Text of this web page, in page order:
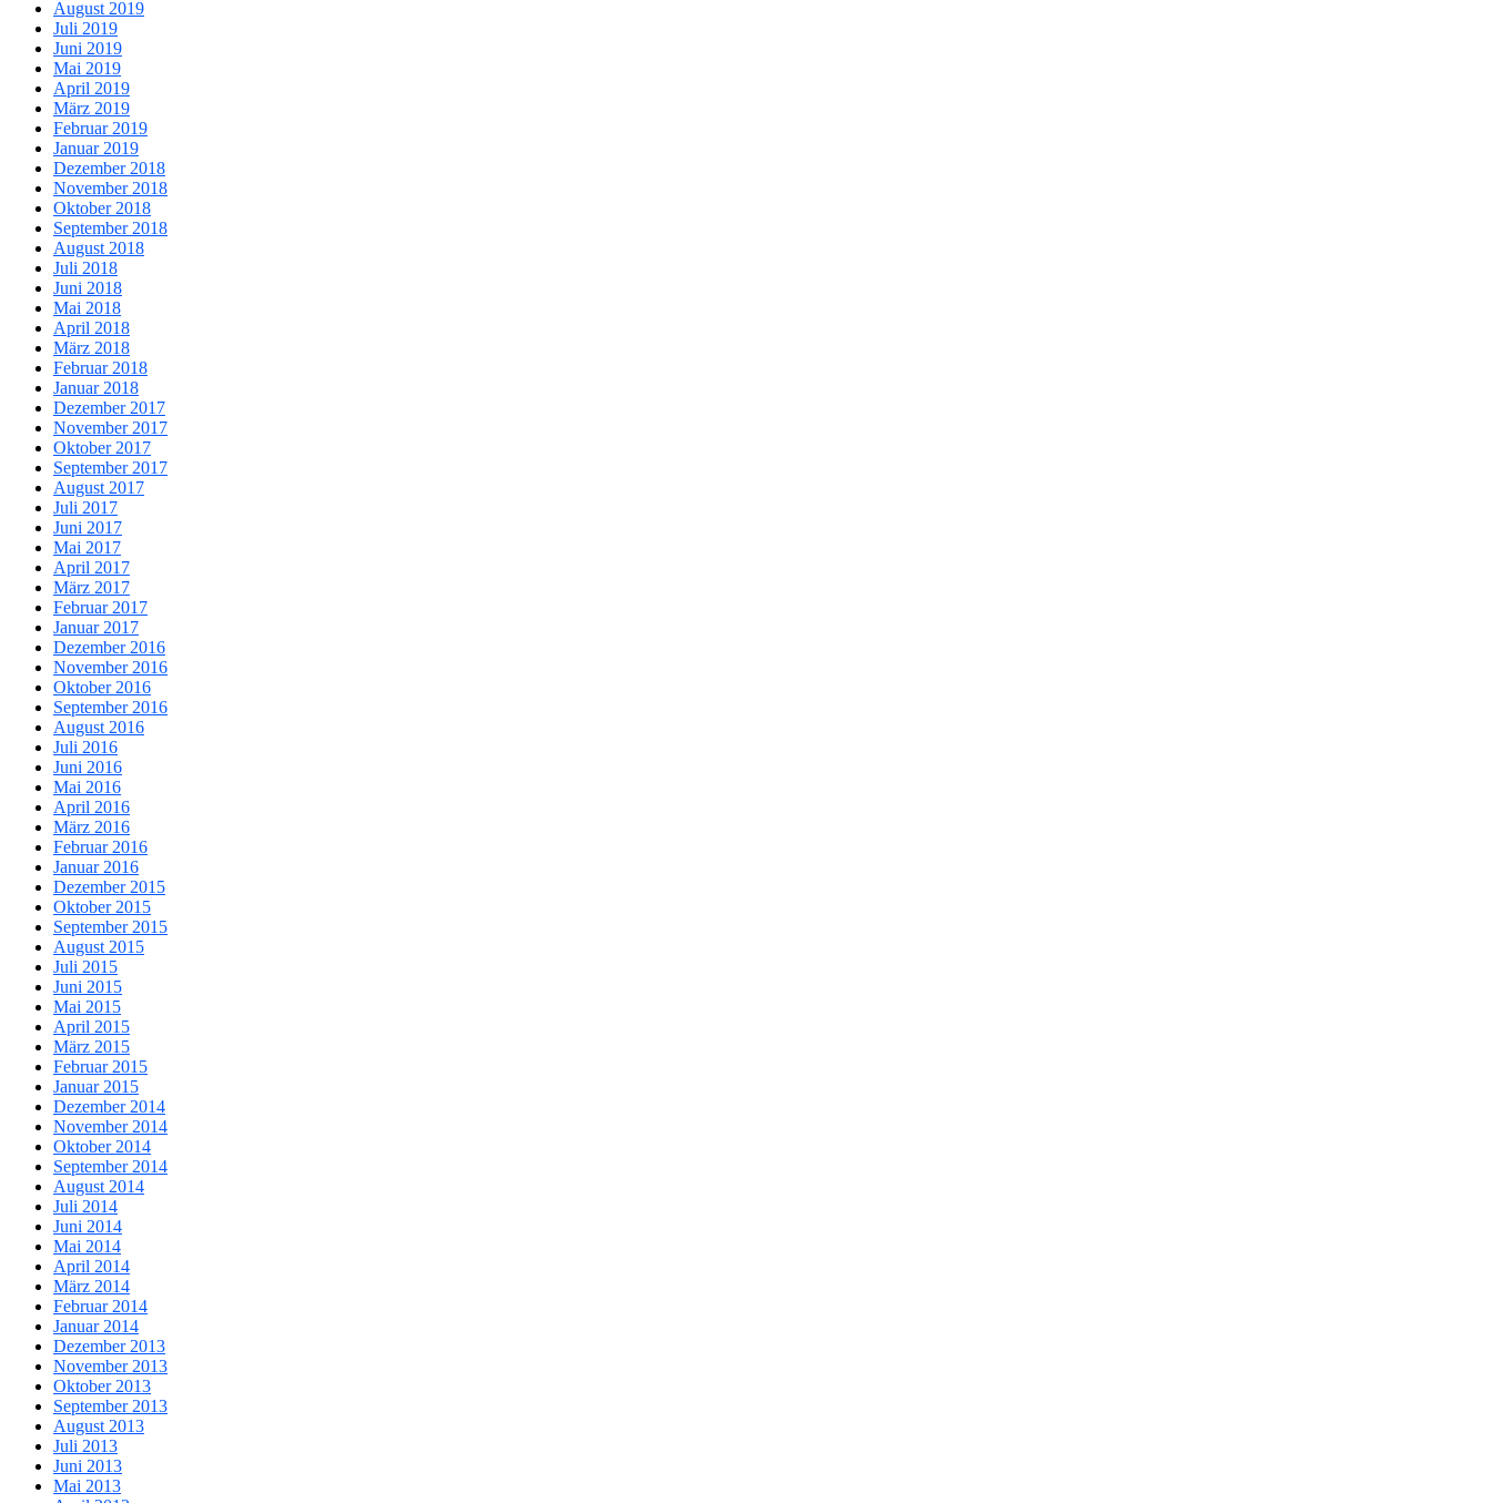
August 2019
Juli 2019
Juni 2019
Mai 2019
April 2019
März 2019
Februar 2019
Januar 2019
Dezember 2018
November 2018
Oktober 2018
September 2018
August 2018
Juli 2018
Juni 2018
Mai 2018
April 2018
März 2018
Februar 2018
Januar 2018
Dezember 2017
November 2017
Oktober 2017
September 2017
August 2017
Juli 2017
Juni 2017
Mai 2017
April 2017
März 2017
Februar 2017
Januar 2017
Dezember 2016
November 2016
Oktober 2016
September 2016
August 2016
Juli 2016
Juni 2016
Mai 2016
April 2016
März 2016
Februar 2016
Januar 2016
Dezember 2015
Oktober 2015
September 2015
August 2015
Juli 2015
Juni 2015
Mai 2015
April 2015
März 2015
Februar 2015
Januar 2015
Dezember 2014
November 2014
Oktober 2014
September 2014
August 2014
Juli 2014
Juni 2014
Mai 2014
April 2014
März 2014
Februar 2014
Januar 2014
Dezember 2013
November 2013
Oktober 2013
September 2013
August 2013
Juli 2013
Juni 2013
Mai 2013